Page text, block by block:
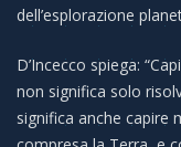
dell’esplorazione
D’Incecco spiega:
non significa solo
significa anche capire